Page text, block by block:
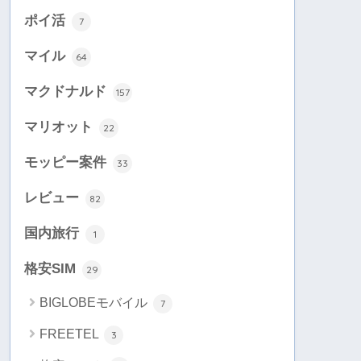
ポイ活 7
マイル 64
マクドナルド 157
マリオット 22
モッピー案件 33
レビュー 82
国内旅行 1
格安SIM 29
BIGLOBEモバイル 7
FREETEL 3